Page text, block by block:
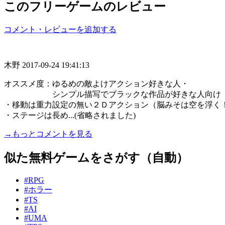
このフリーゲームのレビュー
コメント・レビューを追加する
木野 2017-09-24 19:41:13
オススメ度：ゆるめの敵よけアクション好きな人・
シンプル描写でブラックな作品が好きな人向け
・移動は重力設定の無い２Ｄアクション（脳みそは空を浮く
・ステージは長め...(省略されました)
→もっとコメントを見る
似た無料ゲームをさがす（自動）
#RPG
#ホラー
#TS
#AI
#UMA